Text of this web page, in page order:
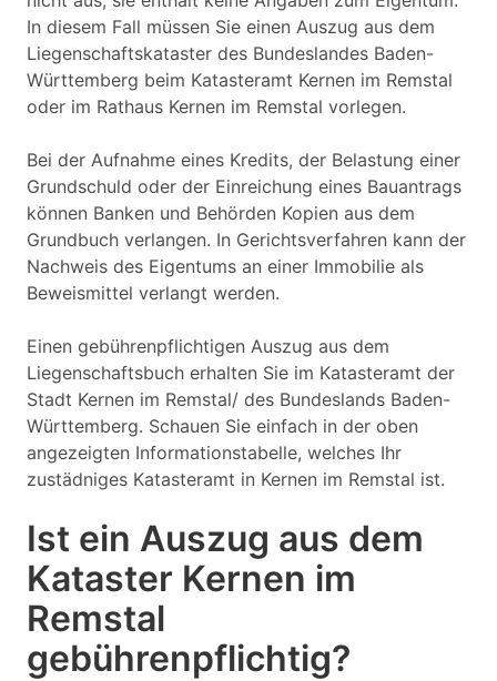
In diesem Fall müssen Sie einen Auszug aus dem
Liegenschaftskataster des Bundeslandes Baden-
Württemberg beim Katasteramt Kernen im Remstal
oder im Rathaus Kernen im Remstal vorlegen.
Bei der Aufnahme eines Kredits, der Belastung einer
Grundschuld oder der Einreichung eines Bauantrags
können Banken und Behörden Kopien aus dem
Grundbuch verlangen. In Gerichtsverfahren kann der
Nachweis des Eigentums an einer Immobilie als
Beweismittel verlangt werden.
Einen gebührenpflichtigen Auszug aus dem
Liegenschaftsbuch erhalten Sie im Katasteramt der
Stadt Kernen im Remstal/ des Bundeslands Baden-
Württemberg. Schauen Sie einfach in der oben
angezeigten Informationstabelle, welches Ihr
zustädniges Katasteramt in Kernen im Remstal ist.
Ist ein Auszug aus dem
Kataster Kernen im
Remstal
gebührenpflichtig?